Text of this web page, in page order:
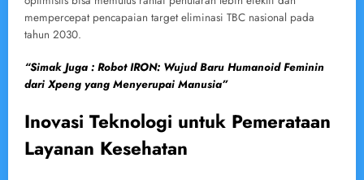
mempercepat pencapaian target eliminasi TBC nasional pada
tahun 2030.
“Simak Juga : Robot IRON: Wujud Baru Humanoid Feminin
dari Xpeng yang Menyerupai Manusia”
Inovasi Teknologi untuk Pemerataan
Layanan Kesehatan